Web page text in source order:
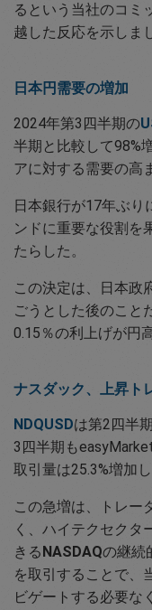
るという当社のコミ
越した反応を示しま
日本円需要の増加
2024年第3四半期の
半期と比較して98%
アに対する需要の高
日本銀行が17年ぶり
ンドに重要な役割を
たらした。
この決定は、日本政
ごうとした後のこと
0.15％の利上げが円
ナスダック、上昇ト
NDQUSDは第2四半
3四半期も
取引量は25.3%増加し
この急増は、トレー
く、ハイテクセクタ
きるNASDAQの継続
を取引することで、
ビゲートする必要な